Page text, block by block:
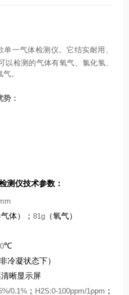
单一气体检测仪。它结实耐用、
以检测的气体有氧气、氯化氢、
。
：
测仪技术参数：
气体）； 81g （氧气）
℃
非冷凝状态下）
晰显示屏
0.1% ； H2S:0-100ppm/1ppm ；